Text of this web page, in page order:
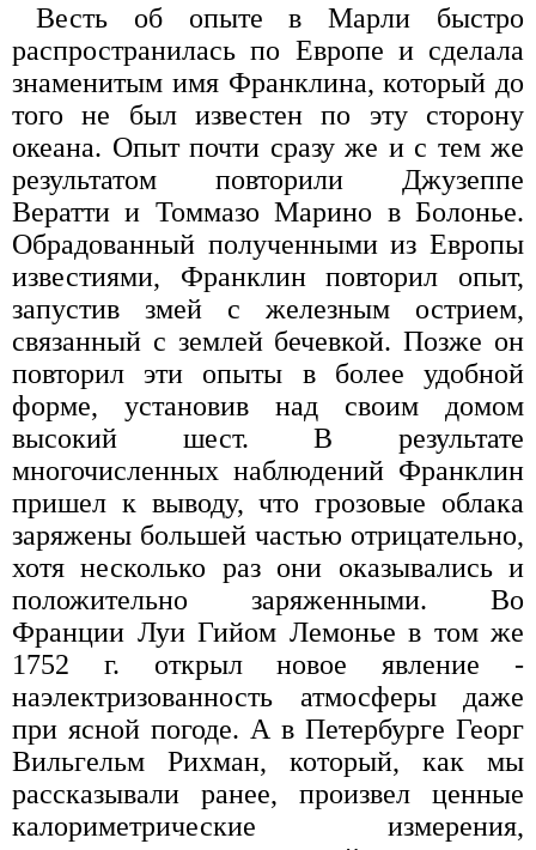
Весть об опыте в Марли быстро
распространилась по Европе и сделала
знаменитым имя Франклина, который до
того не был известен по эту сторону
океана. Опыт почти сразу же и с тем же
результатом повторили Джузеппе
Вератти и Томмазо Марино в Болонье.
Обрадованный полученными из Европы
известиями, Франклин повторил опыт,
запустив змей с железным острием,
связанный с землей бечевкой. Позже он
повторил эти опыты в более удобной
форме, установив над своим домом
высокий шест. В результате
многочисленных наблюдений Франклин
пришел к выводу, что грозовые облака
заряжены большей частью отрицательно,
хотя несколько раз они оказывались и
положительно заряженными. Во
Франции Луи Гийом Лемонье в том же
1752 г. открыл новое явление -
наэлектризованность атмосферы даже
при ясной погоде. А в Петербурге Георг
Вильгельм Рихман, который, как мы
рассказывали ранее, произвел ценные
калориметрические измерения,